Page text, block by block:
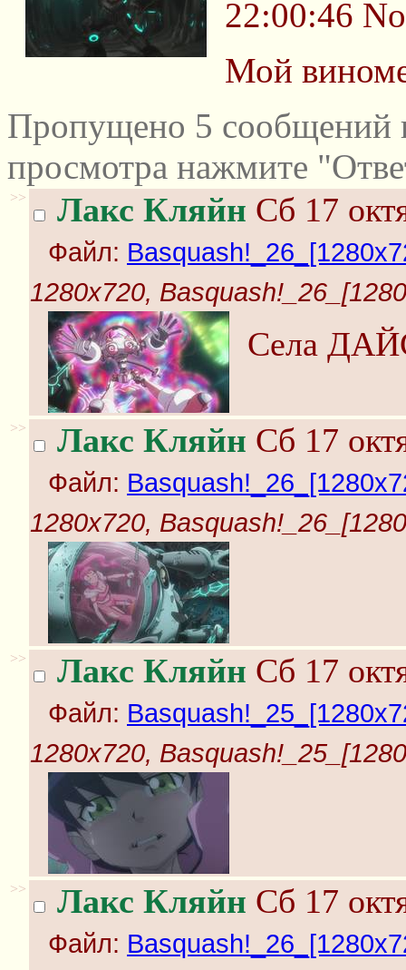
22:00:46
Мой
Пропущено 5 сообщений
просмотра нажмите
>> Лакс Кляйн Сб 17
Файл:
1280x720,
Cела
>> Лакс Кляйн Сб 17
Файл:
1280x720,
>> Лакс Кляйн Сб 17
Файл:
1280x720,
>> Лакс Кляйн Сб 17
Файл: